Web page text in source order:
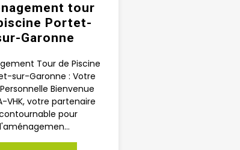
tour
Portet-
Garonne
Tour de Piscine
sur-Garonne : Votre
Bienvenue
VHK, votre partenaire
pour
l'aménagemen...